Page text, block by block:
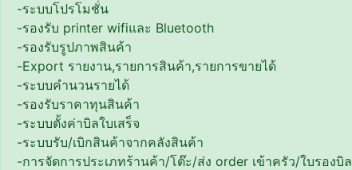
-ระบบโปรโมชั่น
-รองรับ printer​ wifiและ​ Bluetooth
-รองรับรูปภาพสินค้า
-Export รายงาน,รายการสินค้า,รายการขายได้
-ระบบคำนวนรายได้
-รองรับราคาทุนสินค้า
-ระบบตั้งค่าบิลใบเสร็จ
-ระบบรับ/เบิกสินค้าจากคลังสินค้า
-การจัดการประเภทร้านค้า/โต๊ะ/ส่ง order เข้าครัว/ใบรองบิล